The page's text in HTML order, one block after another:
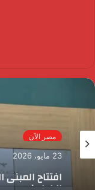
مصر الآن
23 مايو، 2026
افتتاح
الراحل خميس